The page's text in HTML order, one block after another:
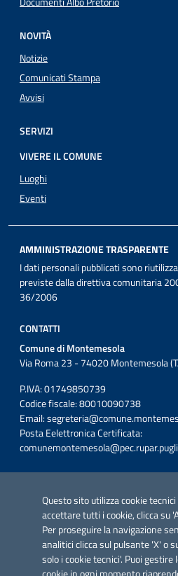
Questo sito utilizza cookie
accettare tutti i cookie, clicca su
Per proseguire la navigazione
analitici clicca sul pulsante 'X' o
solo i cookie tecnici'. Puoi
NOVITÀ
Notizie
Comunicati Stampa
Avvisi
SERVIZI
VIVERE IL COMUNE
Luoghi
Eventi
AMMINISTRAZIONE TRASPARENTE
I dati personali pubblicati sono
previste dalla direttiva comunitaria
36/2006
CONTATTI
Comune di Montemesola
Via Roma 23 - 74020 Montemesola
P.IVA: 01749850739
Codice fiscale: 80010090738
Email:
Posta Eelettronica Certificata:
Azione 2.3.